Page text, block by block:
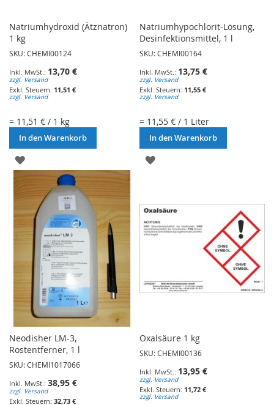
Natriumhydroxid (Ätznatron)
1 kg
SKU: CHEMI00124
13,70 €
zzgl. Versand
11,51 €
zzgl. Versand
= 11,51 € / 1 kg
In den Warenkorb
ZUR
WUNSCHLISTE
HINZUFÜGEN
Natriumhypochlorit-Lösung,
Desinfektionsmittel, 1 l
SKU: CHEMI00164
13,75 €
zzgl. Versand
11,55 €
zzgl. Versand
= 11,55 € / 1 Liter
In den Warenkorb
ZUR
HINZUFÜGEN
Neodisher LM-3,
Rostentferner, 1 l
SKU: CHEMI1017066
38,95 €
zzgl. Versand
32,73 €
Oxalsäure 1 kg
SKU: CHEMI00136
13,95 €
zzgl. Versand
11,72 €
zzgl. Versand